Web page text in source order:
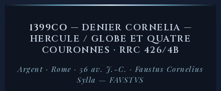
1399CO — DENIER CORNELIA —
HERCULE / GLOBE ET QUATRE
COURONNES · RRC 426/4B
Argent · Rome · 56 av. J.-C. · Faustus Cornelius
Sylla — FAVSTVS